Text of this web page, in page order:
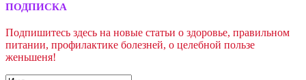
ПОДПИСКА
Подпишитесь здесь на новые статьи о здоровье, правильном
питании, профилактике болезней, о целебной пользе
женьшеня!